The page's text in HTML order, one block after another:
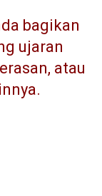
bagikan
ujaran
atau